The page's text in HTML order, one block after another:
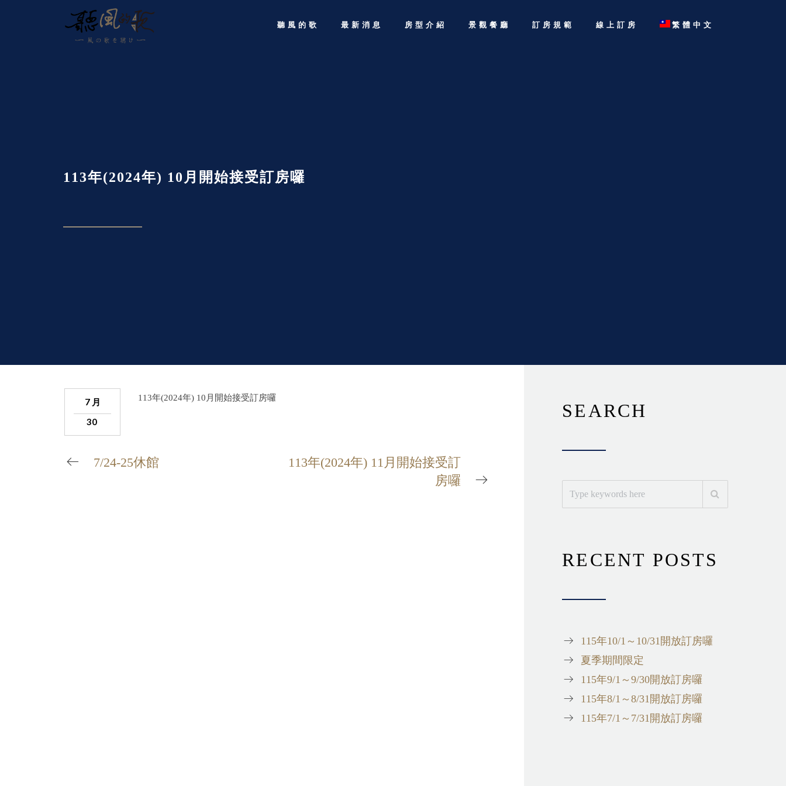
聽風的歌 最新消息 房型介紹 景觀餐廳 訂房規範 線上訂房 繁體中文
113年(2024年) 10月開始接受訂房囉
7 月
30
113年(2024年) 10月開始接受訂房囉
7/24-25休館
113年(2024年) 11月開始接受訂
房囉
SEARCH
RECENT POSTS
115年10/1～10/31開放訂房囉
夏季期間限定
115年9/1～9/30開放訂房囉
115年8/1～8/31開放訂房囉
115年7/1～7/31開放訂房囉